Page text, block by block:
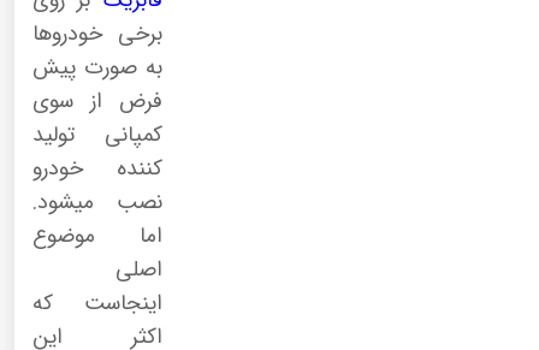
برخی خودروها
به صورت پیش
فرض از سوی
کمپانی تولید
کننده خودرو
نصب میشود.
اما موضوع
اصلی
اینجاست که
اکثر این